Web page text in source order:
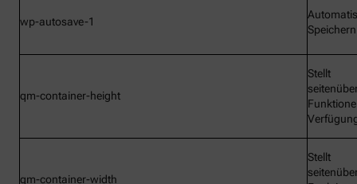
wp-autosave-1
Speichern
qm-container-height
Stellt
qm-container-width
Stellt